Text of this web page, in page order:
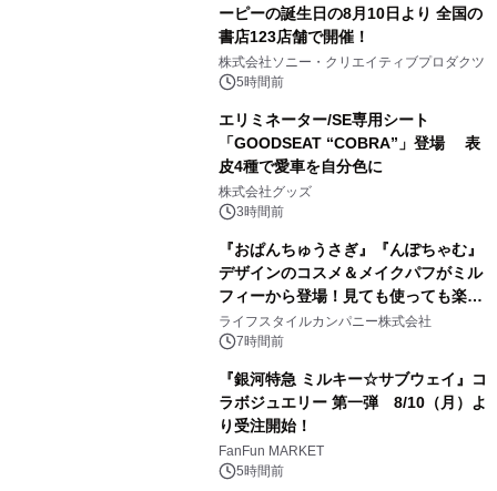
ーピーの誕生日の8月10日より 全国の
書店123店舗で開催！
株式会社ソニー・クリエイティブプロダクツ
5時間前
エリミネーター/SE専用シート
「GOODSEAT “COBRA”」登場 表
皮4種で愛車を自分色に
株式会社グッズ
3時間前
『おぱんちゅうさぎ』『んぽちゃむ』
デザインのコスメ＆メイクパフがミル
フィーから登場！見ても使っても楽し
い、ポップでキュートなコレクショ
ン。
ライフスタイルカンパニー株式会社
7時間前
『銀河特急 ミルキー☆サブウェイ』コ
ラボジュエリー 第一弾 8/10（月）よ
り受注開始！
FanFun MARKET
5時間前